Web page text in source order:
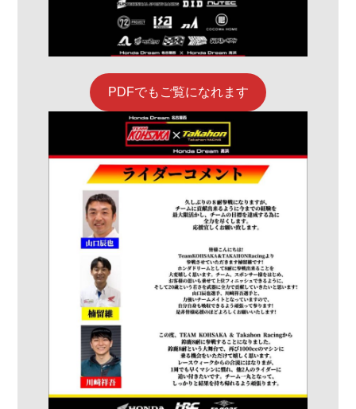
PDFでもご覧になれます